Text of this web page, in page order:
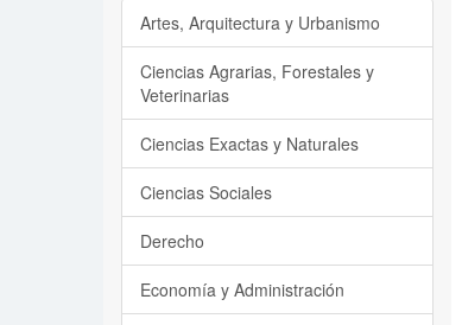
Artes, Arquitectura y Urbanismo
Ciencias Agrarias, Forestales y
Veterinarias
Ciencias Exactas y Naturales
Ciencias Sociales
Derecho
Economía y Administración